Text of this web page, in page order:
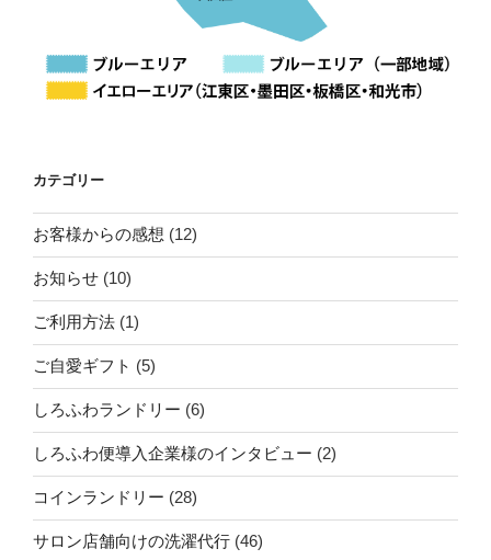
カテゴリー
お客様からの感想 (12)
お知らせ (10)
ご利用方法 (1)
ご自愛ギフト (5)
しろふわランドリー (6)
しろふわ便導入企業様のインタビュー (2)
コインランドリー (28)
サロン店舗向けの洗濯代行 (46)